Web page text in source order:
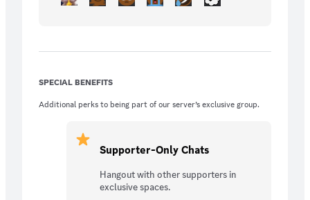
SPECIAL BENEFITS
Additional perks to being part of our server’s exclusive group.
Supporter-Only Chats
Hangout with other supporters in
exclusive spaces.